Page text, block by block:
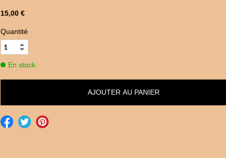
15,00 €
Quantité
En stock